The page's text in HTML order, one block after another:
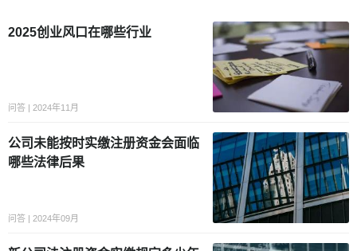
2025创业风口在哪些行业
问答 | 2024年11月
公司未能按时实缴注册资金会面临
哪些法律后果
问答 | 2024年09月